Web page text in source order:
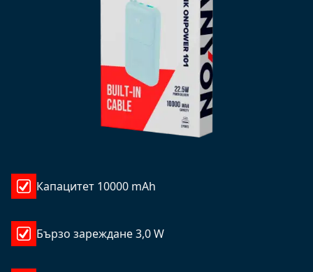
Капацитет 10000 mAh
Бързо зареждане 3,0 W